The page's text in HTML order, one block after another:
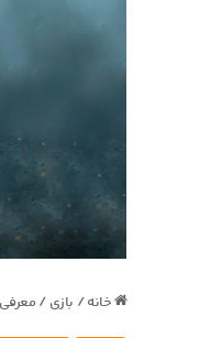
خانه / بازی /